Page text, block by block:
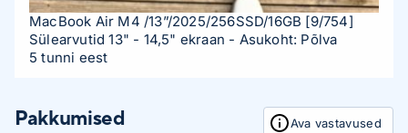
MacBook Air M4 /13”/2025/256SSD/16GB [9/754]
Sülearvutid 13" - 14,5" ekraan - Asukoht: Põlva
5 tunni eest
Pakkumised Ava vastavused